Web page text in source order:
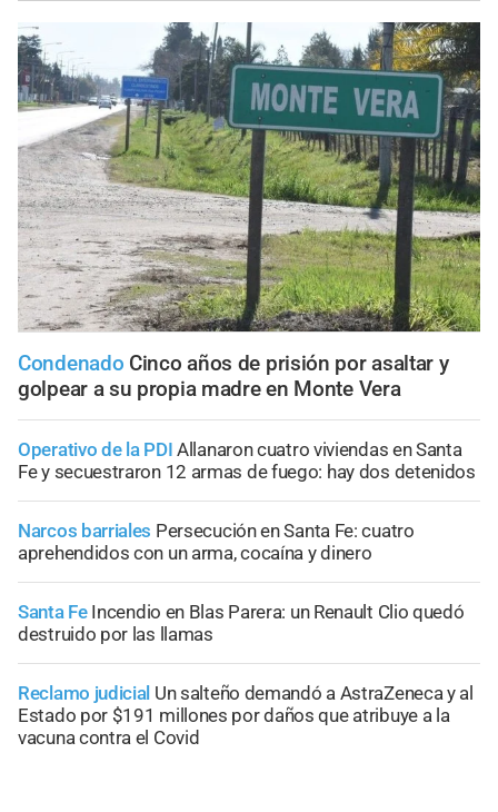
Condenado Cinco años de prisión por asaltar y
golpear a su propia madre en Monte Vera
Operativo de la PDI Allanaron cuatro viviendas en Santa
Fe y secuestraron 12 armas de fuego: hay dos detenidos
Narcos barriales Persecución en Santa Fe: cuatro
aprehendidos con un arma, cocaína y dinero
Santa Fe Incendio en Blas Parera: un Renault Clio quedó
destruido por las llamas
Reclamo judicial Un salteño demandó a AstraZeneca y al
Estado por $191 millones por daños que atribuye a la
vacuna contra el Covid